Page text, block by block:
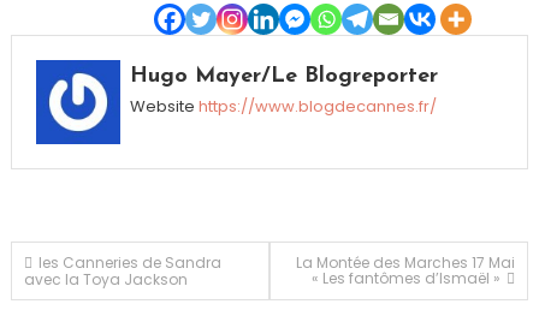
Hugo Mayer/Le Blogreporter
Website https://www.blogdecannes.fr/
Navigation
les Canneries de Sandra
avec la Toya Jackson
La Montée des Marches 17 Mai
« Les fantômes d’Ismaël »